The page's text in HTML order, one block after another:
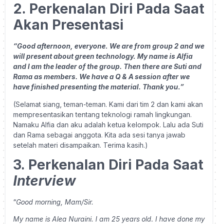
2. Perkenalan Diri Pada Saat
Akan Presentasi
“Good afternoon, everyone. We are from group 2 and we
will present about green technology. My name is Alfia
and I am the leader of the group. Then there are Suti and
Rama as members. We have a Q & A session after we
have finished presenting the material. Thank you.”
(Selamat siang, teman-teman. Kami dari tim 2 dan kami akan
mempresentasikan tentang teknologi ramah lingkungan.
Namaku Alfia dan aku adalah ketua kelompok. Lalu ada Suti
dan Rama sebagai anggota. Kita ada sesi tanya jawab
setelah materi disampaikan. Terima kasih.)
3. Perkenalan Diri Pada Saat
Interview
“Good morning, Mam/Sir.
My name is Alea Nuraini. I am 25 years old. I have done my